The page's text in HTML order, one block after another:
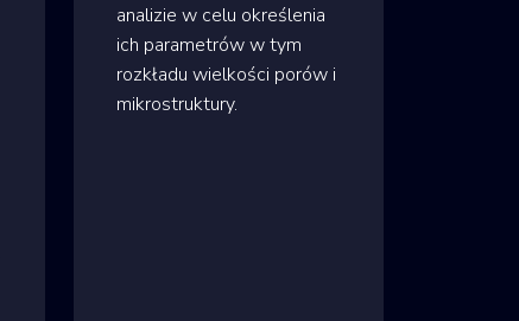
analizie w celu określenia
ich parametrów w tym
rozkładu wielkości porów i
mikrostruktury.